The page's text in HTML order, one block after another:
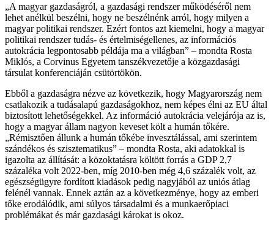
„A magyar gazdaságról, a gazdasági rendszer működéséről nem
lehet anélkül beszélni, hogy ne beszélnénk arról, hogy milyen a
magyar politikai rendszer. Ezért fontos azt kiemelni, hogy a magyar
politikai rendszer tudás- és értelmiségellenes, az információs
autokrácia legpontosabb példája ma a világban” – mondta Rosta
Miklós, a Corvinus Egyetem tanszékvezetője a közgazdasági
társulat konferenciáján csütörtökön.
Ebből a gazdaságra nézve az következik, hogy Magyarország nem
csatlakozik a tudásalapú gazdaságokhoz, nem képes élni az EU által
biztosított lehetőségekkel. Az információ autokrácia velejárója az is,
hogy a magyar állam nagyon keveset költ a humán tőkére.
„Rémisztően állunk a humán tőkébe invesztálással, ami szerintem
szándékos és szisztematikus” – mondta Rosta, aki adatokkal is
igazolta az állítását: a közoktatásra költött forrás a GDP 2,7
százaléka volt 2022-ben, míg 2010-ben még 4,6 százalék volt, az
egészségügyre fordított kiadások pedig nagyjából az uniós átlag
felénél vannak. Ennek aztán az a következménye, hogy az emberi
tőke erodálódik, ami súlyos társadalmi és a munkaerőpiaci
problémákat és már gazdasági károkat is okoz.